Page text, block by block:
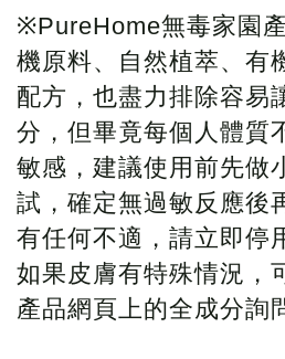
※PureHome無毒家園
機原料、自然植萃、有
配方，也盡力排除容易
分，但畢竟每個人體質
敏感，建議使用前先做
試，確定無過敏反應後
有任何不適，請立即停
如果皮膚有特殊情況，
產品網頁上的全成分詢